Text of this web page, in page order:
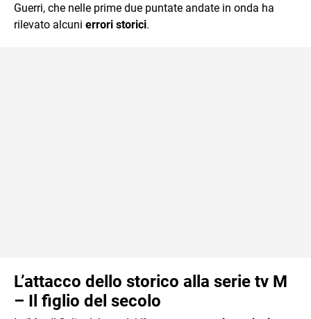
Guerri, che nelle prime due puntate andate in onda ha
rilevato alcuni errori storici.
L’attacco dello storico alla serie tv M
– Il figlio del secolo